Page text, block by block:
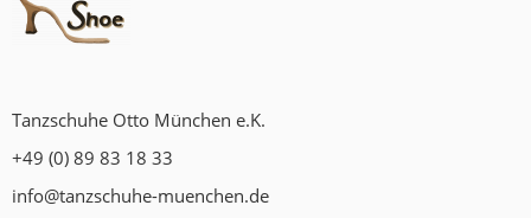
Tanzschuhe Otto München e.K.
+49 (0) 89 83 18 33
info@tanzschuhe-muenchen.de